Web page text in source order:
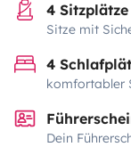
4
Sitze mit
4
komfortabler
Dein